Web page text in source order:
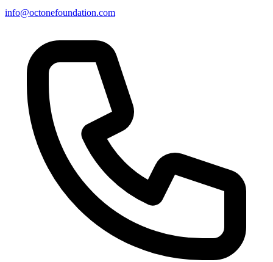
info@octonefoundation.com